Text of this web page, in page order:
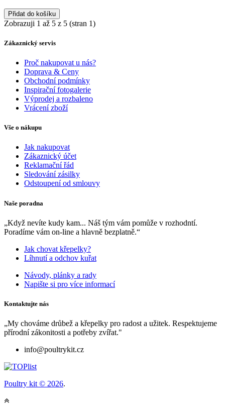
Přidat do košíku
Zobrazuji 1 až 5 z 5 (stran 1)
Zákaznický servis
Proč nakupovat u nás?
Doprava & Ceny
Obchodní podmínky
Inspirační fotogalerie
Výprodej a rozbaleno
Vrácení zboží
Vše o nákupu
Jak nakupovat
Zákaznický účet
Reklamační řád
Sledování zásilky
Odstoupení od smlouvy
Naše poradna
„Když nevíte kudy kam... Náš tým vám pomůže v rozhodntí.
Poradíme vám on-line a hlavně bezplatně.“
Jak chovat křepelky?
Líhnutí a odchov kuřat
Návody, plánky a rady
Napište si pro více informací
Kontaktujte nás
„My chováme drůbež a křepelky pro radost a užitek. Respektujeme
přírodní zákonitosti a potřeby zvířat."
info@poultrykit.cz
Poultry kit © 2026.